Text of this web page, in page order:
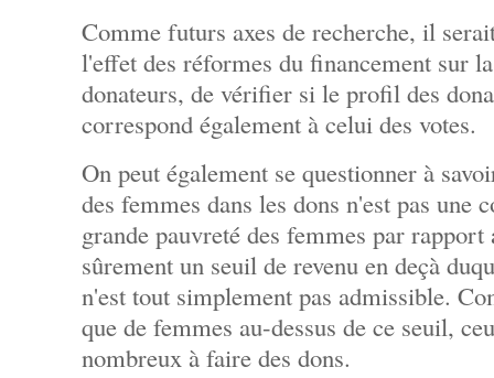
Comme futurs axes de recherche, il
l'effet des réformes du financement sur
donateurs, de vérifier si le profil des
correspond également à celui des votes.
On peut également se questionner à
des femmes dans les dons n'est pas une
grande pauvreté des femmes par
sûrement un seuil de revenu en deçà
n'est tout simplement pas admissible.
que de femmes au-dessus de ce seuil,
nombreux à faire des dons.